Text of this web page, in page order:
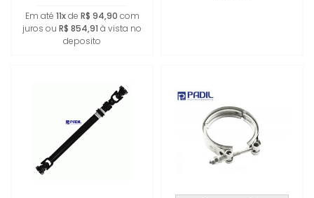
Em até 11xde R$ 94,90 com
juros ou R$ 854,91 à vista no
deposito